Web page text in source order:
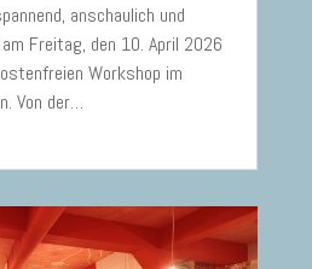
anschaulich und
Freitag, den 10. April 2026
Workshop im
Von der…